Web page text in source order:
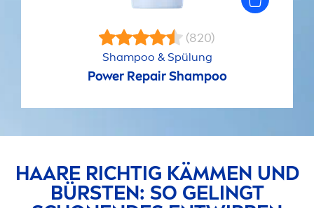
(820)
Shampoo & Spülung
Power RepairShampoo
HAARE RICHTIG KÄMMEN UND
BÜRSTEN: SO GELINGT